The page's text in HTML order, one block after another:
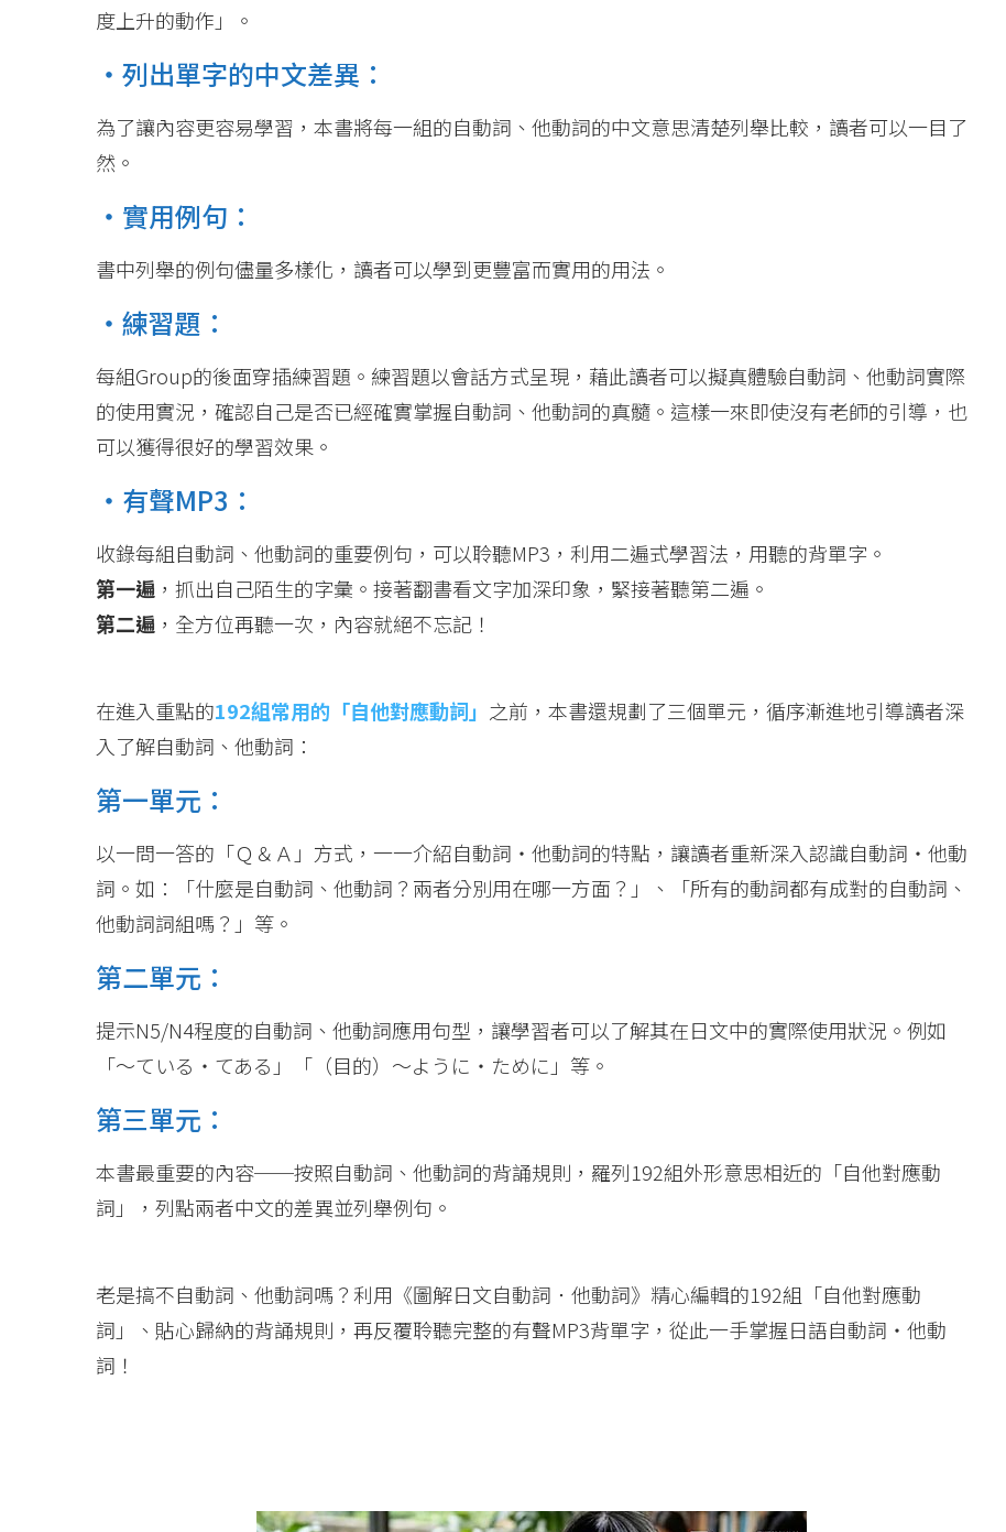
度上升的動作」。
・列出單字的中文差異：
為了讓內容更容易學習，本書將每一組的自動詞、他動詞的中文意思清楚列舉比較，讀者可以一目了
然。
・實用例句：
書中列舉的例句儘量多樣化，讀者可以學到更豐富而實用的用法。
・練習題：
每組Group的後面穿插練習題。練習題以會話方式呈現，藉此讀者可以擬真體驗自動詞、他動詞實際
的使用實況，確認自己是否已經確實掌握自動詞、他動詞的真髓。這樣一來即使沒有老師的引導，也
可以獲得很好的學習效果。
・有聲MP3：
收錄每組自動詞、他動詞的重要例句，可以聆聽MP3，利用二遍式學習法，用聽的背單字。
第一遍 ，抓出自己陌生的字彙。接著翻書看文字加深印象，緊接著聽第二遍。
第二遍 ，全方位再聽一次，內容就絕不忘記！
在進入重點的192組常用的「自他對應動詞」 之前，本書還規劃了三個單元，循序漸進地引導讀者深
入了解自動詞、他動詞：
第一單元：
以一問一答的「Ｑ＆Ａ」方式，一一介紹自動詞・他動詞的特點，讓讀者重新深入認識自動詞・他動
詞。如：「什麼是自動詞、他動詞？兩者分別用在哪一方面？」、「所有的動詞都有成對的自動詞、
他動詞詞組嗎？」等。
第二單元：
提示N5/N4程度的自動詞、他動詞應用句型，讓學習者可以了解其在日文中的實際使用狀況。例如
「～ている・てある」「（目的）～ように・ために」等。
第三單元：
本書最重要的內容──按照自動詞、他動詞的背誦規則，羅列192組外形意思相近的「自他對應動
詞」，列點兩者中文的差異並列舉例句。
老是搞不自動詞、他動詞嗎？利用《圖解日文自動詞．他動詞》精心編輯的192組「自他對應動
詞」、貼心歸納的背誦規則，再反覆聆聽完整的有聲MP3背單字，從此一手掌握日語自動詞・他動
詞！